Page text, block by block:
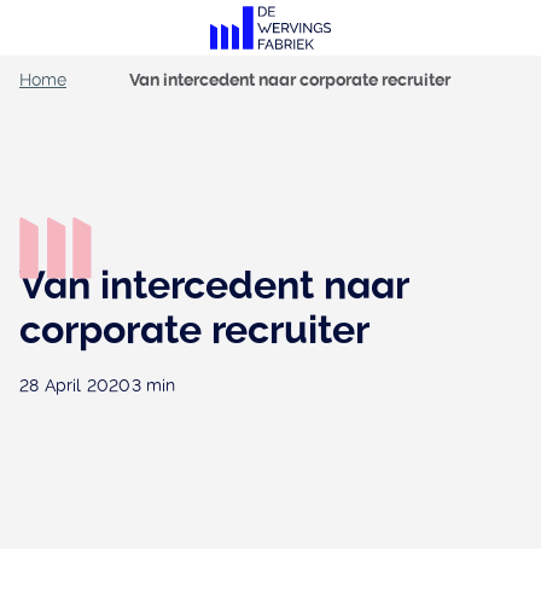
Home Van intercedent naar corporate recruiter
Van intercedent naar
corporate recruiter
28 April 20203 min